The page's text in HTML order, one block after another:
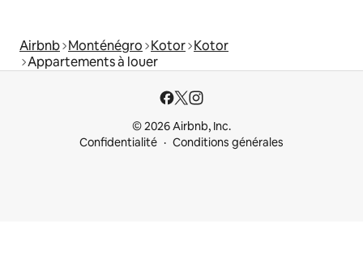
Airbnb Monténégro Kotor Kotor
Appartements à louer
© 2026 Airbnb, Inc.
Confidentialité
Conditions générales